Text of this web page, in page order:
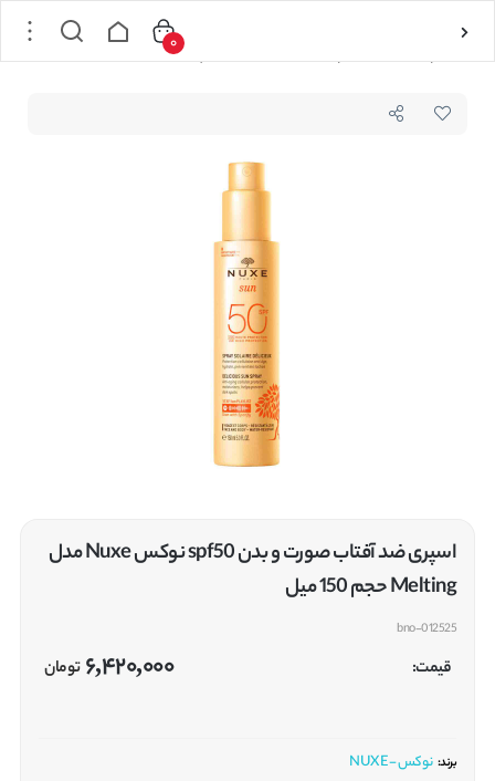
اسپری ضد آفتاب صورت و بدن spf50 نوکس Nuxe مدل Melting حجم 150 میل
0
اسپری ضد آفتاب صورت و بدن spf50 نوکس Nuxe مدل
Melting حجم 150 میل
bno-012525
قیمت: 6,420,000 تومان
برند: نوکس - NUXE